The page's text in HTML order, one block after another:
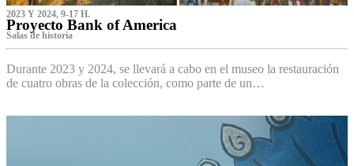
2023 Y 2024, 9-17 H.
Proyecto Bank of America
S‌alas de historia
Durante 2023 y 2024, se llevará a cabo en el museo la restauración
de cuatro obras de la colección, como parte de un…